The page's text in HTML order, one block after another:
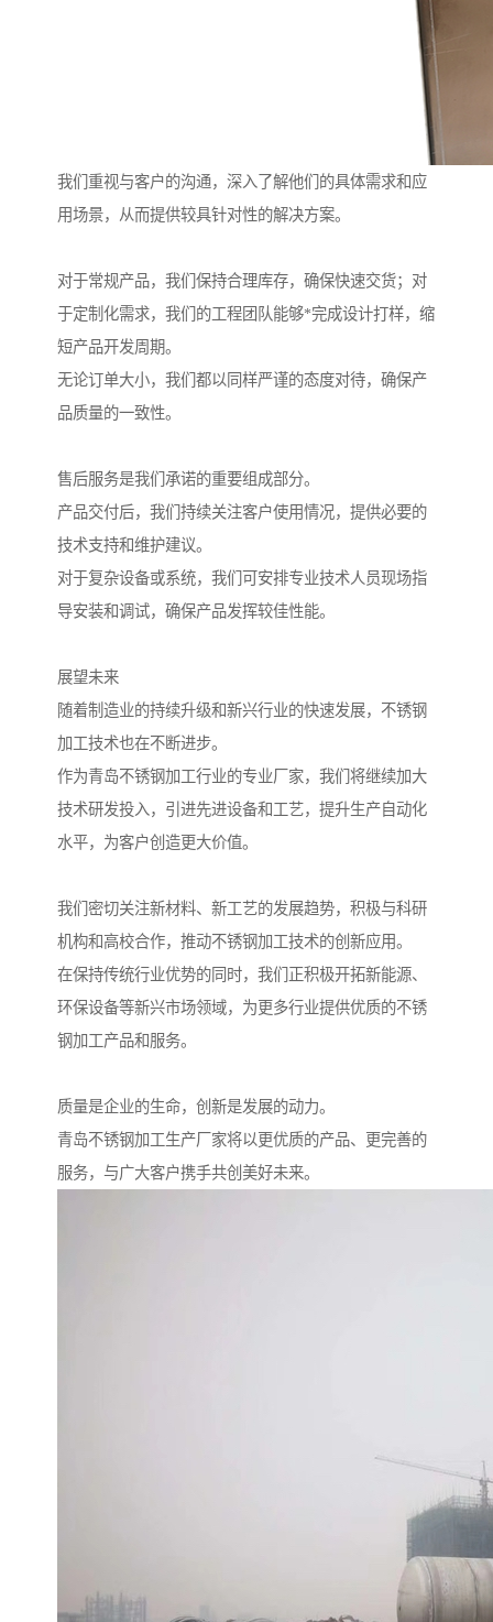
我们重视与客户的沟通，深入了解他们的具体需求和应
用场景，从而提供较具针对性的解决方案。
对于常规产品，我们保持合理库存，确保快速交货；对
于定制化需求，我们的工程团队能够*完成设计打样，缩
短产品开发周期。
无论订单大小，我们都以同样严谨的态度对待，确保产
品质量的一致性。
售后服务是我们承诺的重要组成部分。
产品交付后，我们持续关注客户使用情况，提供必要的
技术支持和维护建议。
对于复杂设备或系统，我们可安排专业技术人员现场指
导安装和调试，确保产品发挥较佳性能。
展望未来
随着制造业的持续升级和新兴行业的快速发展，不锈钢
加工技术也在不断进步。
作为青岛不锈钢加工行业的专业厂家，我们将继续加大
技术研发投入，引进先进设备和工艺，提升生产自动化
水平，为客户创造更大价值。
我们密切关注新材料、新工艺的发展趋势，积极与科研
机构和高校合作，推动不锈钢加工技术的创新应用。
在保持传统行业优势的同时，我们正积极开拓新能源、
环保设备等新兴市场领域，为更多行业提供优质的不锈
钢加工产品和服务。
质量是企业的生命，创新是发展的动力。
青岛不锈钢加工生产厂家将以更优质的产品、更完善的
服务，与广大客户携手共创美好未来。